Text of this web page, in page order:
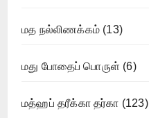
மத நல்லிணக்கம் (13)
மது போதைப் பொருள் (6)
மத்ஹப் தரீக்கா தர்கா (123)